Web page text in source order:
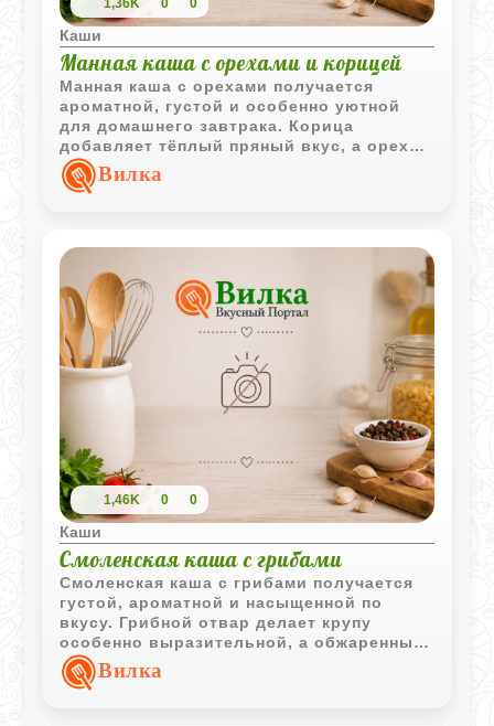
1,36K 0 0
Каши
Манная каша с орехами и корицей
Манная каша с орехами получается
ароматной, густой и особенно уютной
для домашнего завтрака. Корица
добавляет тёплый пряный вкус, а орехи
делают кашу более насыщенной и
сытной.Вилка
1,46K 0 0
Каши
Смоленская каша с грибами
Смоленская каша с грибами получается
густой, ароматной и насыщенной по
вкусу. Грибной отвар делает крупу
особенно выразительной, а обжаренный
лук добавляет блюду домашний
характер.
Вилка